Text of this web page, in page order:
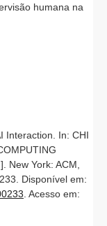
humana na
Interaction. In: CHI
New York: ACM,
Disponível em:
. Acesso em: